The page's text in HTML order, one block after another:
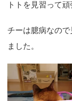
トトを見習って
チーは臆病なの
ました。